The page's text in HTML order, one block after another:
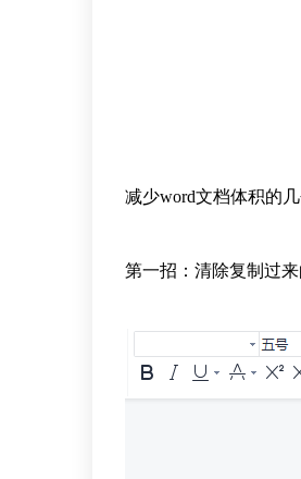
减少word文档体积的几
第一招：清除复制过